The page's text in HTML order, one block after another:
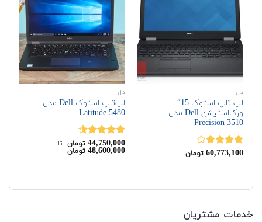
دل
لپ تاپ استوک 15″
ورک‌استیشن Dell مدل
Precision 3510
نمره
60,773,100 تومان
دل
لپ‌تاپ استوک Dell مدل
Latitude 5480
نمره4.50
از 5
44,750,000 تومان‌ تا ‌
48,600,000 تومان
خدمات مشتریان